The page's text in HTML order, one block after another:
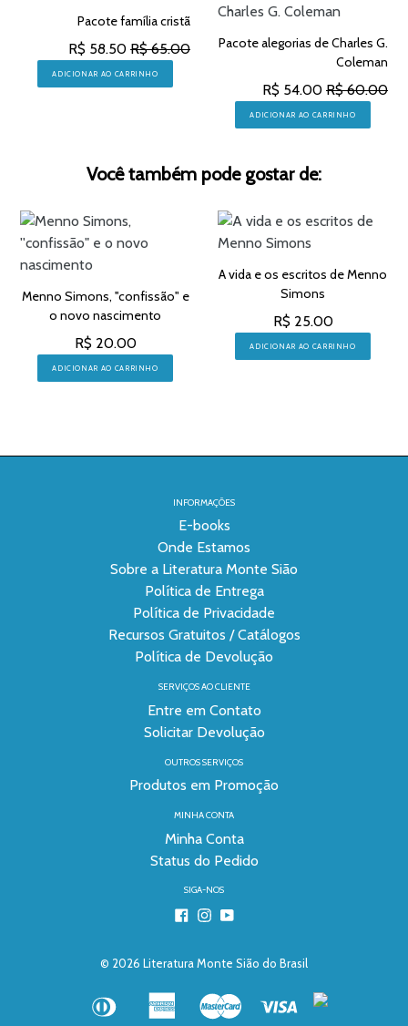
Pacote família cristã
R$ 58.50 R$ 65.00
ADICIONAR AO CARRINHO
Pacote alegorias de Charles G.
Coleman
R$ 54.00 R$ 60.00
ADICIONAR AO CARRINHO
Você também pode gostar de:
Menno Simons, ''confissão" e
o novo nascimento
R$ 20.00
ADICIONAR AO CARRINHO
A vida e os escritos de Menno
Simons
R$ 25.00
ADICIONAR AO CARRINHO
INFORMAÇÕES
E-books
Onde Estamos
Sobre a Literatura Monte Sião
Política de Entrega
Política de Privacidade
Recursos Gratuitos / Catálogos
Política de Devolução
SERVIÇOS AO CLIENTE
Entre em Contato
Solicitar Devolução
OUTROS SERVIÇOS
Produtos em Promoção
MINHA CONTA
Minha Conta
Status do Pedido
SIGA-NOS
Facebook
Instagram
YouTube
© 2026 Literatura Monte Sião do Brasil